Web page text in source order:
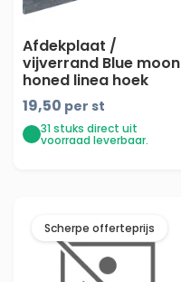
Afdekplaat /
vijverrand Blue moon
honed linea hoek
50/50x20x3 -
maandprijs
19,50 per st
31 stuks direct uit
voorraad leverbaar.
Scherpe offerteprijs